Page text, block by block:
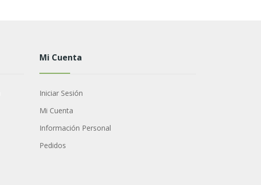
Mi Cuenta
Iniciar Sesión
Mi Cuenta
Información Personal
Pedidos